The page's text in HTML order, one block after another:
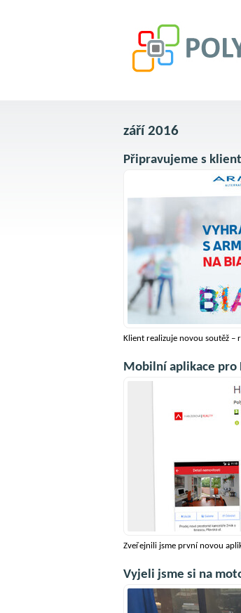
září 2016
Připravujeme s
Klient realizuje novou soutěž –
Mobilní aplikace pro
Zveřejnili jsme první novou
Vyjeli jsme si na